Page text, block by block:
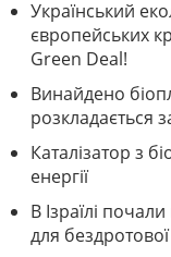
Український
європейських
Green Deal!
Винайдено
розкладається
Каталізатор з
енергії
В Ізраїлі
для